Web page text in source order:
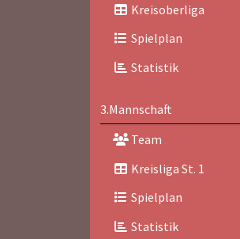
Kreisoberliga
Spielplan
Statistik
3.Mannschaft
Team
Kreisliga St. 1
Spielplan
Statistik